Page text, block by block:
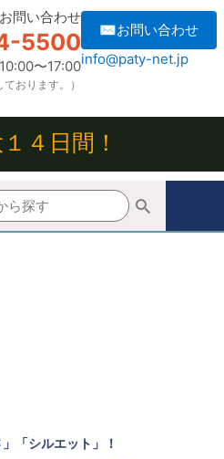
問い合わせ
5500
〜17:00
おります。）
✉お問い合わせ
info@paty-net.jp
４日間！
「シルエット」！